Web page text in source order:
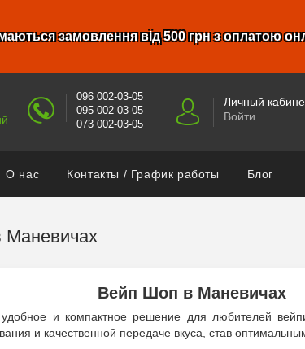
замовлення від 500 грн з оплатою
096 002-03-05
095 002-03-05
073 002-03-05
Личный
Войти
О нас Контакты / График работы Блог
Маневичах
Вейп Шоп в Маневичах
и компактное решение для любителей
и качественной передаче вкуса, став